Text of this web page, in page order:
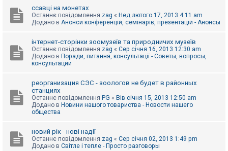
ссавці на монетах
Останнє повідомлення zag « Нед лютого 17, 2013 4:11 am
Додано в Анонси конференцій, семінарів, презентацій - Анонсы
інтернет-сторінки зоомузеїв та природничих музеїв
Останнє повідомлення zag « Сер січня 16, 2013 12:30 am
Додано в Поради, питання, консультації - Советы, вопросы,
консультации
реорганизация СЭС - зоологов не будет в районных
станциях
Останнє повідомлення PG « Вів січня 15, 2013 12:50 am
Додано в Новини нашого товариства - Новости нашего
общества
новий рік - нові надії
Останнє повідомлення zag « Сер січня 02, 2013 1:49 pm
Додано в Світле і тепле - Просто разговоры